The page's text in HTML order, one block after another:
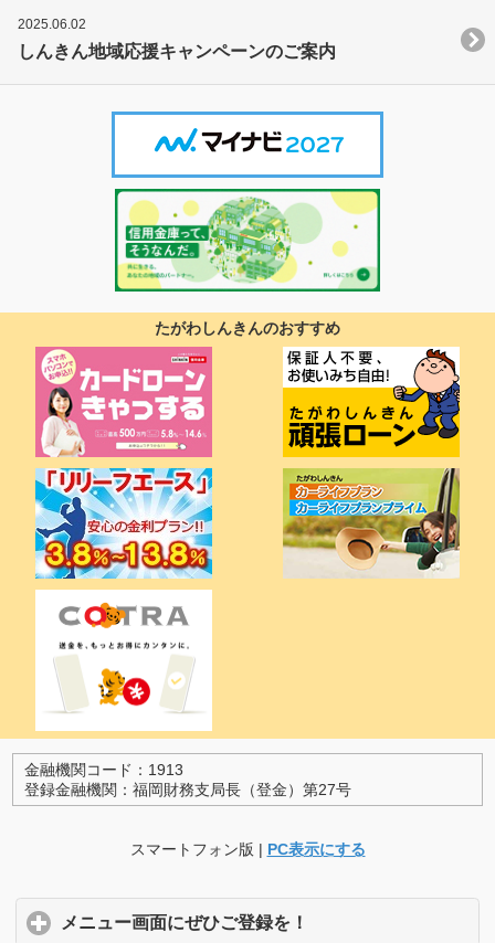
2025.06.02
しんきん地域応援キャンペーンのご案内
たがわしんきんのおすすめ
金融機関コード：1913
登録金融機関：福岡財務支局長（登金）第27号
スマートフォン版 | PC表示にする
メニュー画面にぜひご登録を！